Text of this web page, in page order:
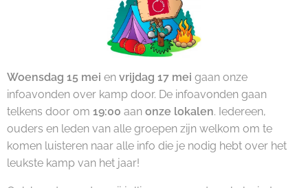
Woensdag 15 mei en vrijdag 17 mei gaan onze
infoavonden over kamp door. De infoavonden gaan
telkens door om 19:00 aan onze lokalen. Iedereen,
ouders en leden van alle groepen zijn welkom om te
komen luisteren naar alle info die je nodig hebt over het
leukste kamp van het jaar!